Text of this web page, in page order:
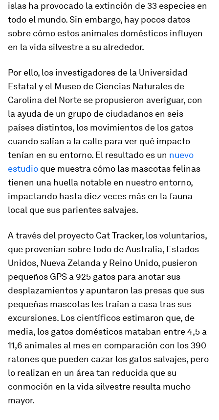
islas ha provocado la extinción de 33 especies en
todo el mundo. Sin embargo, hay pocos datos
sobre cómo estos animales domésticos influyen
en la vida silvestre a su alrededor.
Por ello, los investigadores de la Universidad
Estatal y el Museo de Ciencias Naturales de
Carolina del Norte se propusieron averiguar, con
la ayuda de un grupo de ciudadanos en seis
países distintos, los movimientos de los gatos
cuando salían a la calle para ver qué impacto
tenían en su entorno. El resultado es un nuevo
estudio que muestra cómo las mascotas felinas
tienen una huella notable en nuestro entorno,
impactando hasta diez veces más en la fauna
local que sus parientes salvajes.
A través del proyecto Cat Tracker, los voluntarios,
que provenían sobre todo de Australia, Estados
Unidos, Nueva Zelanda y Reino Unido, pusieron
pequeños GPS a 925 gatos para anotar sus
desplazamientos y apuntaron las presas que sus
pequeñas mascotas les traían a casa tras sus
excursiones. Los científicos estimaron que, de
media, los gatos domésticos mataban entre 4,5 a
11,6 animales al mes en comparación con los 390
ratones que pueden cazar los gatos salvajes, pero
lo realizan en un área tan reducida que su
conmoción en la vida silvestre resulta mucho
mayor.